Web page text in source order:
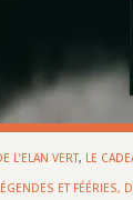
L’ELAN VERT, LE
ET FÉÉRIES,